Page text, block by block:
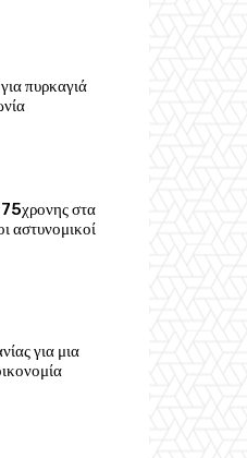
πυρκαγιά
στα
αστυνομικοί
για μια